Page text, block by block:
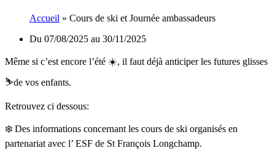
Accueil » Cours de ski et Journée ambassadeurs
Du 07/08/2025 au 30/11/2025
Même si c’est encore l’été ☀️, il faut déjà anticiper les futures glisses
⛷️de vos enfants.
Retrouvez ci dessous:
❄️ Des informations concernant les cours de ski organisés en
partenariat avec l’ ESF de St François Longchamp.